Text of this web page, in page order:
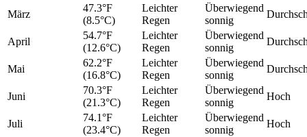
März
47.3°F
(8.5°C)
Leichter
Regen
Überwiegend
sonnig
April
54.7°F
(12.6°C)
Leichter
Regen
Überwiegend
sonnig
Mai
62.2°F
(16.8°C)
Leichter
Regen
Überwiegend
sonnig
Juni
70.3°F
(21.3°C)
Leichter
Regen
Überwiegend
sonnig
Hoch
Juli
74.1°F
(23.4°C)
Leichter
Regen
Überwiegend
sonnig
Hoch